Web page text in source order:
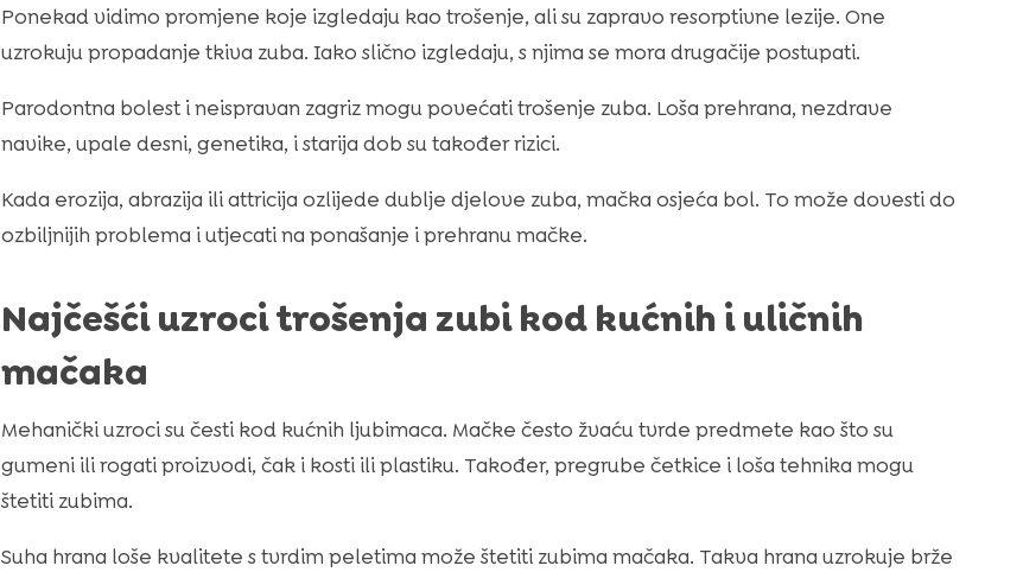
Ponekad vidimo promjene koje izgledaju kao trošenje, ali su zapravo resorptivne lezije. One
uzrokuju propadanje tkiva zuba. Iako slično izgledaju, s njima se mora drugačije postupati.
Parodontna bolest i neispravan zagriz mogu povećati trošenje zuba. Loša prehrana, nezdrave
navike, upale desni, genetika, i starija dob su također rizici.
Kada erozija, abrazija ili attricija ozlijede dublje djelove zuba, mačka osjeća bol. To može dovesti do
ozbiljnijih problema i utjecati na ponašanje i prehranu mačke.
Najčešći uzroci trošenja zubi kod kućnih i uličnih
mačaka
Mehanički uzroci su česti kod kućnih ljubimaca. Mačke često žvaću tvrde predmete kao što su
gumeni ili rogati proizvodi, čak i kosti ili plastiku. Također, pregrube četkice i loša tehnika mogu
štetiti zubima.
Suha hrana loše kvalitete s tvrdim peletima može štetiti zubima mačaka. Takva hrana uzrokuje brže